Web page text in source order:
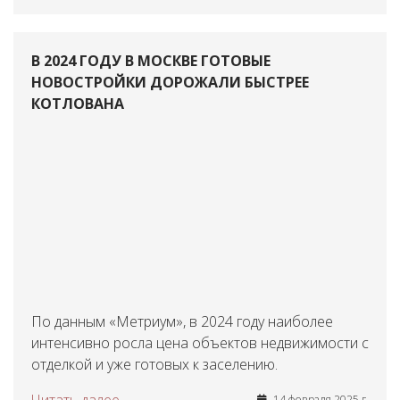
В 2024 ГОДУ В МОСКВЕ ГОТОВЫЕ
НОВОСТРОЙКИ ДОРОЖАЛИ БЫСТРЕЕ
КОТЛОВАНА
По данным «Метриум», в 2024 году наиболее
интенсивно росла цена объектов недвижимости с
отделкой и уже готовых к заселению.